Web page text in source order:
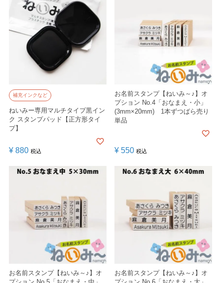
補充インクなど
ねいみー専用マルチタイプ黒イン
ク スタンプパッド【正方形タイ
プ】
¥ 880 税込
お名前スタンプ【ねいみ～♪】オ
プション No.4「おなまえ・小」
(3mm×20mm) 1本ずつばら売り
単品
¥ 550 税込
お名前スタンプ【ねいみ～♪】オ
お名前スタンプ【ねいみ～♪】オ